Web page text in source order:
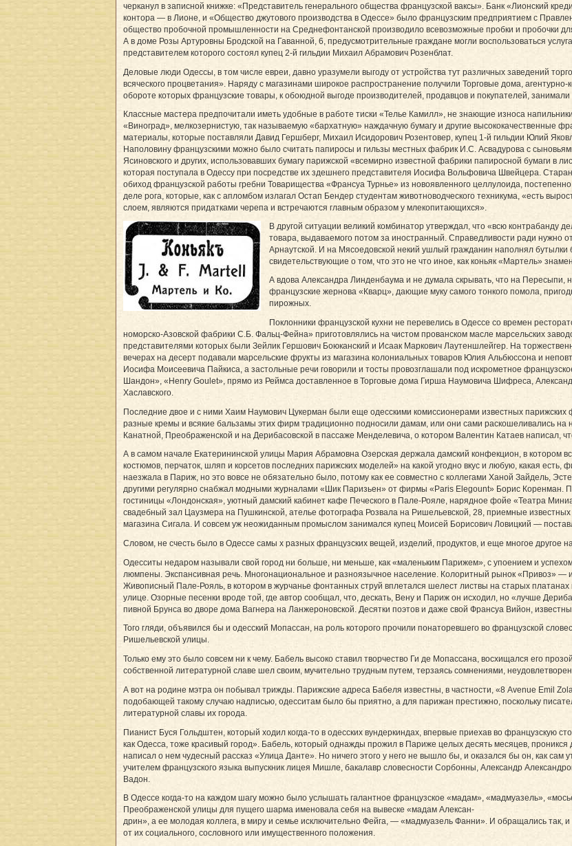
черканул в записной книжке: «Представитель генерального общества французской ваксы». Банк «Лионский
контора — в Лионе, и «Общество джутового производства в Одессе» было французским предприятием с
общество пробочной промышленности на Среднефонтанской производило всевозможные пробки и пробочки
А в доме Розы Артуровны Бродской на Гаванной, 6, предусмотрительные граждане могли воспользоваться
представителем которого состоял купец 2-й гильдии Михаил Абрамович Розенблат.
Деловые люди Одессы, в том числе евреи, давно уразумели выгоду от устройства тут различных заведений
всяческого процветания». Наряду с магазинами широкое распространение получили Торговые дома,
обороте которых французские товары, к обоюдной выгоде производителей, продавцов и покупателей, занимали
Классные мастера предпочитали иметь удобные в работе тиски «Телье Камилл», не знающие износа
«Виноград», мелкозернистую, так называемую «бархатную» наждачную бумагу и другие высококачественные
материалы, которые поставляли Давид Гершберг, Михаил Исидорович Розентовер, купец 1-й гильдии Юлий
Наполовину французскими можно было считать папиросы и гильзы местных фабрик И.С. Асвадурова с
Ясиновского и других, использовавших бумагу парижской «всемирно известной фабрики папиросной бумаги в
которая поступала в Одессу при посредстве их здешнего представителя Иосифа Вольфовича Швейцера.
обиход французской работы гребни Товарищества «Франсуа Турнье» из новоявленного целлулоида,
деле рога, которые, как с апломбом излагал Остап Бендер студентам животноводческого техникума, «есть
слоем, являются придатками черепа и встречаются главным образом у млекопитающихся».
В другой ситуации великий комбинатор утверждал, что «всю
товара, выдаваемого потом за иностранный. Справедливости ради нужно
Арнаутской. И на Мясоедовской некий ушлый гражданин наполнял бутылки
свидетельствующие о том, что это не что иное, как коньяк «Мартель»
А вдова Александра Линденбаума и не думала скрывать, что на
французские жернова «Кварц», дающие муку самого тонкого помола,
пирожных.
Поклонники французской кухни не перевелись в Одессе со времен
номорско-Азовской фабрики С.Б. Фальц-Фейна» приготовлялись на чистом прованском масле марсельских
представителями которых были Зейлик Гершович Боюканский и Исаак Маркович Лаутеншлейгер. На
вечерах на десерт подавали марсельские фрукты из магазина колониальных товаров Юлия Альбюссона и
Иосифа Моисеевича Пайкиса, а застольные речи говорили и тосты провозглашали под искрометное
Шандон», «Henry Goulet», прямо из Реймса доставленное в Торговые дома Гирша Наумовича Шифреса,
Хаславского.
Последние двое и с ними Хаим Наумович Цукерман были еще одесскими комиссионерами известных
разные кремы и всякие бальзамы этих фирм традиционно подносили дамам, или они сами раскошеливались
Канатной, Преображенской и на Дерибасовской в пассаже Менделевича, о котором Валентин Катаев написал,
А в самом начале Екатерининской улицы Мария Абрамовна Озерская держала дамский конфекцион, в котором
костюмов, перчаток, шляп и корсетов последних парижских моделей» на какой угодно вкус и любую, какая
наезжала в Париж, но это вовсе не обязательно было, потому как ее совместно с коллегами Ханой Зайдель,
другими регулярно снабжал модными журналами «Шик Паризьен» от фирмы «Paris Elegount» Борис
гостиницы «Лондонская», уютный дамский кабинет кафе Печеского в Пале-Рояле, нарядное фойе «Театра
свадебный зал Цаузмера на Пушкинской, ателье фотографа Розвала на Ришельевской, 28, приемные
магазина Сигала. И совсем уж неожиданным промыслом занимался купец Моисей Борисович Ловицкий —
Словом, не счесть было в Одессе самы х разных французских вещей, изделий, продуктов, и еще многое другое
Одесситы недаром называли свой город ни больше, ни меньше, как «маленьким Парижем», с упоением и
люмпены. Экспансивная речь. Многонациональное и разноязычное население. Колоритный рынок «Привоз»
Живописный Пале-Рояль, в котором в журчанье фонтанных струй вплетался шелест листвы на старых
улице. Озорные песенки вроде той, где автор сообщал, что, дескать, Вену и Париж он исходил, но «лучше
пивной Брунса во дворе дома Вагнера на Ланжероновской. Десятки поэтов и даже свой Франсуа Вийон,
Того гляди, объявился бы и одесский Мопассан, на роль которого прочили понаторевшего во французской
Ришельевской улицы.
Только ему это было совсем ни к чему. Бабель высоко ставил творчество Ги де Мопассана, восхищался его
собственной литературной славе шел своим, мучительно трудным путем, терзаясь сомнениями,
А вот на родине мэтра он побывал трижды. Парижские адреса Бабеля известны, в частности, «8 Avenue Emil
подобающей такому случаю надписью, одесситам было бы приятно, а для парижан престижно, поскольку
литературной славы их города.
Пианист Буся Гольдштен, который ходил когда-то в одесских вундеркиндах, впервые приехав во французскую
как Одесса, тоже красивый город». Бабель, который однажды прожил в Париже целых десять месяцев, проникся
написал о нем чудесный рассказ «Улица Данте». Но ничего этого у него не вышло бы, и оказался бы он, как
учителем французского языка выпускник лицея Мишле, бакалавр словесности Сорбонны, Александр
Вадон.
В Одессе когда-то на каждом шагу можно было услышать галантное французское «мадам», «мадмуазель»,
Преображенской улицы для пущего шарма именовала себя на вывеске «мадам Алексан-
дрин», а ее молодая коллега, в миру и семье исключительно Фейга, — «мадмуазель Фанни». И обращались так, и
от их социального, сословного или имущественного положения.